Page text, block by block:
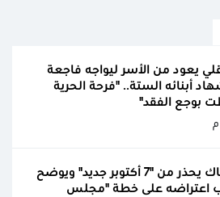
يعود من الأسر ليواجه فاجعة
أبنائه الستة.. "فرحة الحرية
بوجع الفقد"
الشاباك يحذر من "7 أكتوبر جديد" ويوضح
اعتراضه على خطة "مجلس